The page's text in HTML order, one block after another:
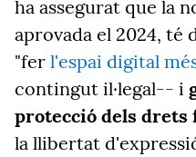
ha assegurat que la
aprovada el 2024, té
"fer l'espai digital
contingut il·legal-- i
protecció dels drets
la llibertat